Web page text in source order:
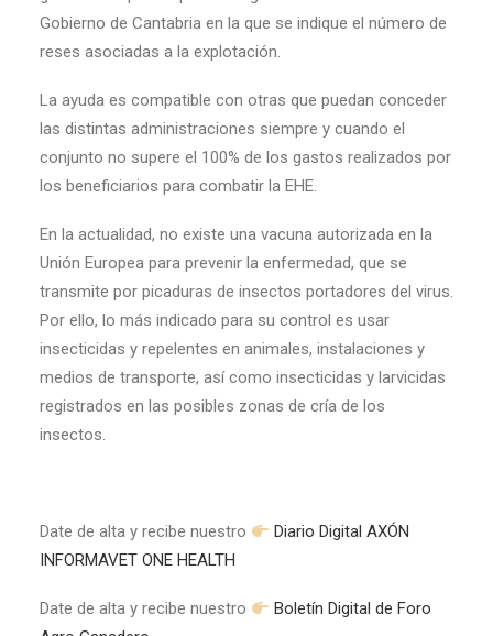
Gobierno de Cantabria en la que se indique el número de
reses asociadas a la explotación.
La ayuda es compatible con otras que puedan conceder
las distintas administraciones siempre y cuando el
conjunto no supere el 100% de los gastos realizados por
los beneficiarios para combatir la EHE.
En la actualidad, no existe una vacuna autorizada en la
Unión Europea para prevenir la enfermedad, que se
transmite por picaduras de insectos portadores del virus.
Por ello, lo más indicado para su control es usar
insecticidas y repelentes en animales, instalaciones y
medios de transporte, así como insecticidas y larvicidas
registrados en las posibles zonas de cría de los
insectos.
Date de alta y recibe nuestro
Diario Digital AXÓN
INFORMAVET ONE HEALTH
Date de alta y recibe nuestro
Boletín Digital de Foro